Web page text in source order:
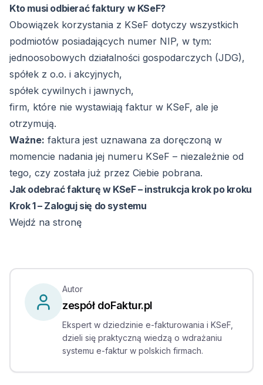
Kto musi odbierać faktury w KSeF?
Obowiązek korzystania z KSeF dotyczy wszystkich
podmiotów posiadających numer NIP, w tym:
jednoosobowych działalności gospodarczych (JDG),
spółek z o.o. i akcyjnych,
spółek cywilnych i jawnych,
firm, które nie wystawiają faktur w KSeF, ale je
otrzymują.
Ważne: faktura jest uznawana za doręczoną w
momencie nadania jej numeru KSeF – niezależnie od
tego, czy została już przez Ciebie pobrana.
Jak odebrać fakturę w KSeF – instrukcja krok po kroku
Krok 1 – Zaloguj się do systemu
Wejdź na stronę
Autor
zespół doFaktur.pl
Ekspert w dziedzinie e-fakturowania i KSeF,
dzieli się praktyczną wiedzą o wdrażaniu
systemu e-faktur w polskich firmach.